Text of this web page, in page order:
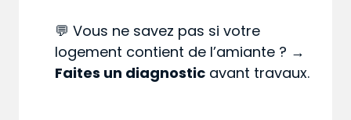
💬 Vous ne savez pas si votre
logement contient de l’amiante ? →
Faites un diagnostic avant travaux.